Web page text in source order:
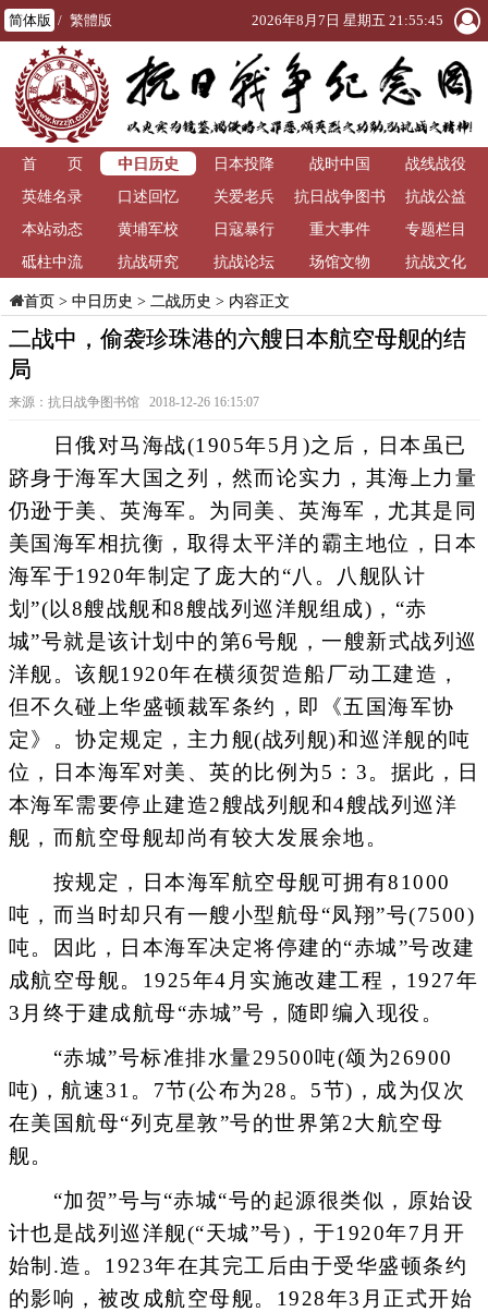
简体版 / 繁體版 2026年8月7日 星期五 21:55:45
首 页 中日历史 日本投降 战时中国
战线战役
英雄名录
口述回忆 关爱老兵
抗日战争图书
馆
抗战公益
本站动态
黄埔军校 日寇暴行 重大事件
专题栏目
砥柱中流
抗战研究 抗战论坛 场馆文物 抗战文化
首页> 中日历史 > 二战历史 > 内容正文
二战中，偷袭珍珠港的六艘日本航空母舰的结
局
来源：抗日战争图书馆 2018-12-26 16:15:07
日俄对马海战(1905年5月)之后，日本虽已
跻身于海军大国之列，然而论实力，其海上力量
仍逊于美、英海军。为同美、英海军，尤其是同
美国海军相抗衡，取得太平洋的霸主地位，日本
海军于1920年制定了庞大的“八。八舰队计
划”(以8艘战舰和8艘战列巡洋舰组成)，“赤
城”号就是该计划中的第6号舰，一艘新式战列巡
洋舰。该舰1920年在横须贺造船厂动工建造，
但不久碰上华盛顿裁军条约，即《五国海军协
定》。协定规定，主力舰(战列舰)和巡洋舰的吨
位，日本海军对美、英的比例为5：3。据此，日
本海军需要停止建造2艘战列舰和4艘战列巡洋
舰，而航空母舰却尚有较大发展余地。
按规定，日本海军航空母舰可拥有81000
吨，而当时却只有一艘小型航母“凤翔”号(7500)
吨。因此，日本海军决定将停建的“赤城”号改建
成航空母舰。1925年4月实施改建工程，1927年
3月终于建成航母“赤城”号，随即编入现役。
“赤城”号标准排水量29500吨(颂为26900
吨)，航速31。7节(公布为28。5节)，成为仅次
在美国航母“列克星敦”号的世界第2大航空母
舰。
“加贺”号与“赤城“号的起源很类似，原始设
计也是战列巡洋舰(“天城”号)，于1920年7月开
始制.造。1923年在其完工后由于受华盛顿条约
的影响，被改成航空母舰。1928年3月正式开始